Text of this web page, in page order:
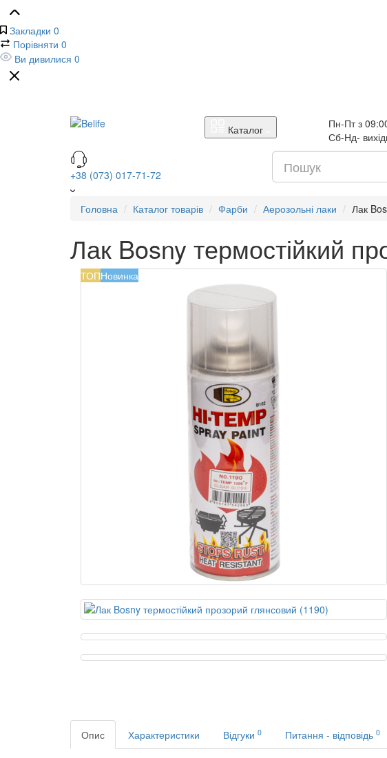
Закладки 0
Порівняти 0
Ви дивилися 0
Каталог
Пн-Пт з
Сб-Нд-
+38 (073) 017-71-72
Головна Каталог товарів Фарби Аерозольні лаки Лак
Лак Bosny термостійкий
ТОПНовинка
Опис Характеристики Відгуки 0 Питання - відповідь 0